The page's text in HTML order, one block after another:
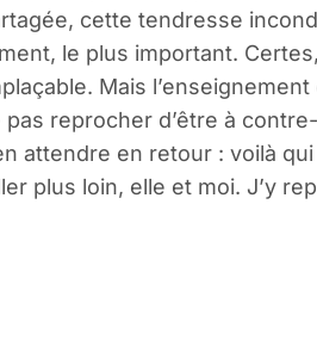
cette tendresse
le plus important.
Mais
reprocher d’être à
attendre en retour : voilà
plus loin, elle et moi. J’y